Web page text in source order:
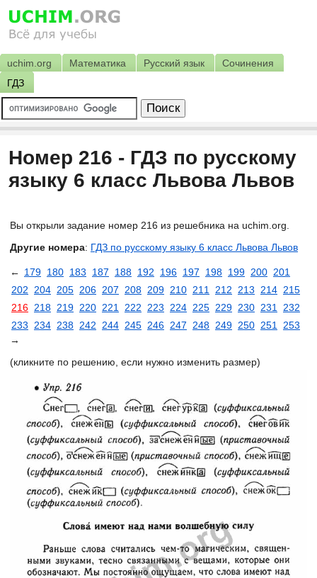
uchim.org Математика Русский язык
Сочинения
ГДЗ
Номер 216 - ГДЗ по русскому
языку 6 класс Львова Львов
Вы открыли задание номер 216 из решебника на uchim.org.
Другие номера: ГДЗ по русскому языку 6 класс Львова Львов
← 179 180 183 187 188 192 196 197 198 199 200 201
202
204 205 206 207 208 209 210 211 212 213 214 215
216 218 219 220 221 222 223 224 225 229 230 231
232
233
234 238 242 244 245 246 247 248 249 250 251
253
→
(кликните по решению, если нужно изменить размер)